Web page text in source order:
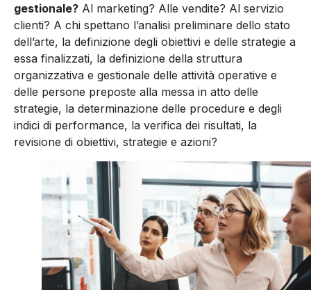
gestionale? Al marketing? Alle vendite? Al servizio
clienti? A chi spettano l’analisi preliminare dello stato
dell’arte, la definizione degli obiettivi e delle strategie a
essa finalizzati, la definizione della struttura
organizzativa e gestionale delle attività operative e
delle persone preposte alla messa in atto delle
strategie, la determinazione delle procedure e degli
indici di performance, la verifica dei risultati, la
revisione di obiettivi, strategie e azioni?